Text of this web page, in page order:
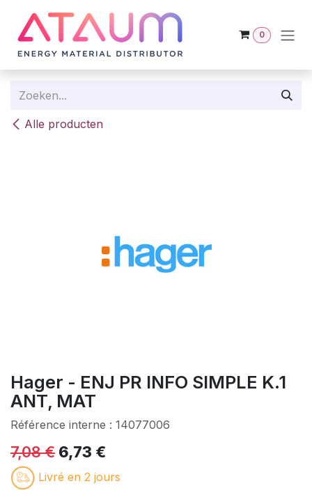
0
Alle producten
Hager - ENJ PR INFO SIMPLE K.1
ANT, MAT
Référence interne : 14077006
7,08€ 6,73 €
Livré en 2 jours